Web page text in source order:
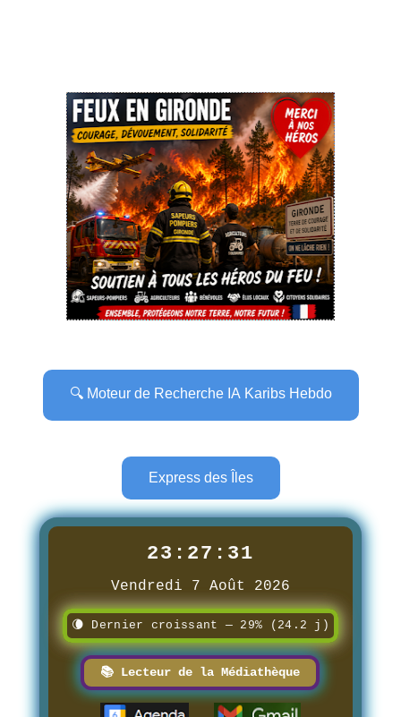
🔍 Moteur de Recherche IA Karibs Hebdo
Express des Îles
23:27:33
Vendredi 7 Août 2026
🌘 Dernier croissant — 29% (24.2 j)
📚 Lecteur de la Médiathèque